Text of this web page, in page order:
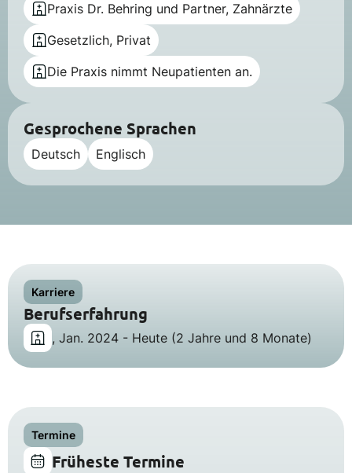
Praxis Dr. Behring und Partner, Zahnärzte
Gesetzlich, Privat
Die Praxis nimmt Neupatienten an.
Gesprochene Sprachen
Deutsch Englisch
Karriere
Berufserfahrung
, Jan. 2024 - Heute (2 Jahre und 8 Monate)
Termine
Früheste Termine